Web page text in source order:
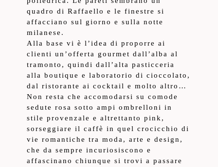
quadro di Raffaello e le finestre si
affacciano sul giorno e sulla notte
milanese.
Alla base vi è l’idea di proporre ai
clienti un’offerta gourmet dall’alba al
tramonto, quindi dall’alta pasticceria
alla boutique e laboratorio di cioccolato,
dal ristorante ai cocktail e molto altro…
Non resta che accomodarsi su comode
sedute rosa sotto ampi ombrelloni in
stile provenzale e altrettanto pink,
sorseggiare il caffè in quel crocicchio di
vie romantiche tra moda, arte e design,
che da sempre incuriosiscono e
affascinano chiunque si trovi a passare